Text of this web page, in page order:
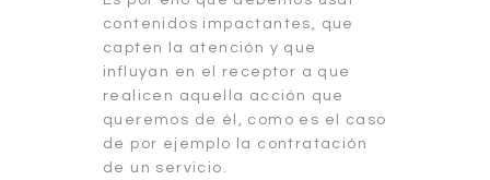
contenidos impactantes, que
capten la atención y que
influyan en el receptor a que
realicen aquella acción que
queremos de él, como es el caso
de por ejemplo la contratación
de un servicio.